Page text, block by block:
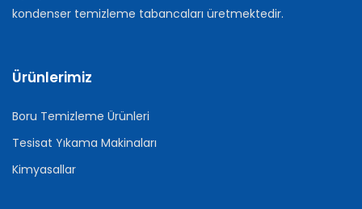
kondenser temizleme tabancaları üretmektedir.
Ürünlerimiz
Boru Temizleme Ürünleri
Tesisat Yıkama Makinaları
Kimyasallar